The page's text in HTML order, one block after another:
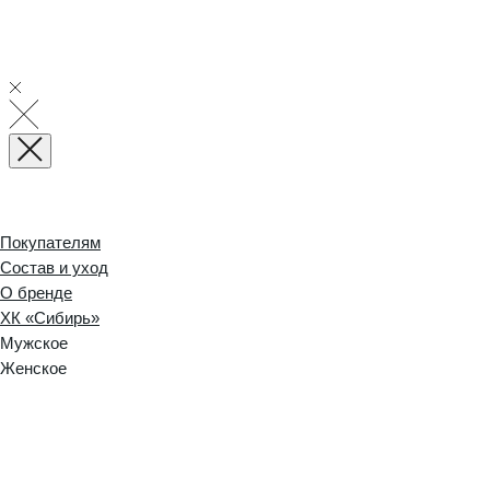
Покупателям
Состав и уход
О бренде
ХК «Сибирь»
Мужское
Женское